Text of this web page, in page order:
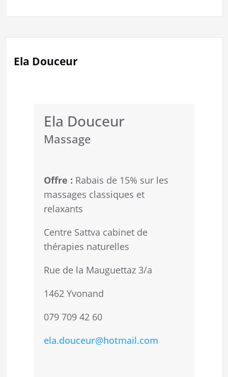
Ela Douceur
Ela Douceur
Massage
Offre : Rabais de 15% sur les
massages classiques et
relaxants
Centre Sattva cabinet de
thérapies naturelles
Rue de la Mauguettaz 3/a
1462 Yvonand
079 709 42 60
ela.douceur@hotmail.com